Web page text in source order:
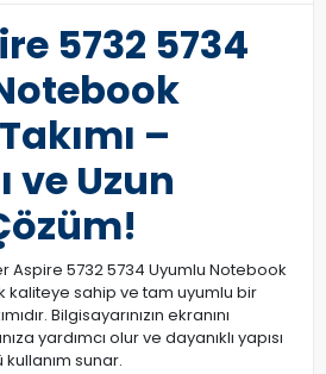
5732 5734
–
ve Uzun
Aspire 5732 5734 Uyumlu Notebook
kaliteye sahip ve tam uyumlu bir
Bilgisayarınızın ekranını
yardımcı olur ve dayanıklı yapısı
sunar.